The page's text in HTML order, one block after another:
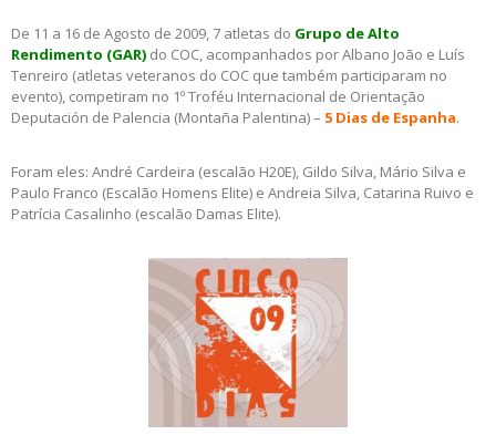
De 11 a 16 de Agosto de 2009, 7 atletas do Grupo de Alto
Rendimento (GAR) do COC, acompanhados por Albano João e Luís
Tenreiro (atletas veteranos do COC que também participaram no
evento), competiram no 1º Troféu Internacional de Orientação
Deputación de Palencia (Montaña Palentina) – 5 Dias de Espanha.
Foram eles: André Cardeira (escalão H20E), Gildo Silva, Mário Silva e
Paulo Franco (Escalão Homens Elite) e Andreia Silva, Catarina Ruivo e
Patrícia Casalinho (escalão Damas Elite).